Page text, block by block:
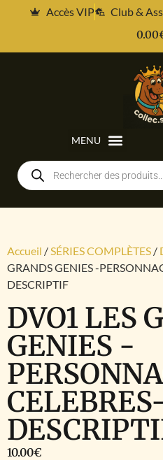
Accès VIP Club &
0.00
Accueil /SÉRIES COMPLÈTES /
GRANDS GENIES -
DESCRIPTIF
DVO1 LES
GENIES -
10.00€